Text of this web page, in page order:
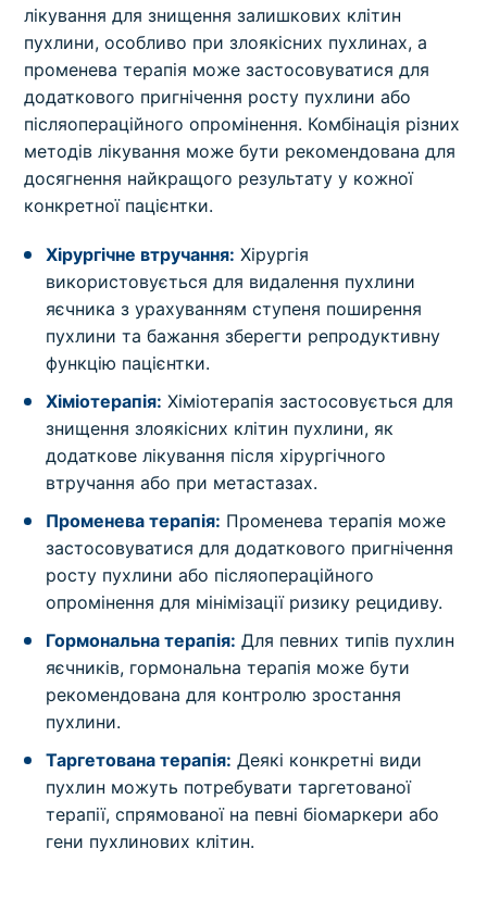
лікування для знищення залишкових клітин
пухлини, особливо при злоякісних пухлинах, а
променева терапія може застосовуватися для
додаткового пригнічення росту пухлини або
післяопераційного опромінення. Комбінація різних
методів лікування може бути рекомендована для
досягнення найкращого результату у кожної
конкретної пацієнтки.
Хірургічне втручання: Хірургія
використовується для видалення пухлини
яєчника з урахуванням ступеня поширення
пухлини та бажання зберегти репродуктивну
функцію пацієнтки.
Хіміотерапія: Хіміотерапія застосовується для
знищення злоякісних клітин пухлини, як
додаткове лікування після хірургічного
втручання або при метастазах.
Променева терапія: Променева терапія може
застосовуватися для додаткового пригнічення
росту пухлини або післяопераційного
опромінення для мінімізації ризику рецидиву.
Гормональна терапія: Для певних типів пухлин
яєчників, гормональна терапія може бути
рекомендована для контролю зростання
пухлини.
Таргетована терапія: Деякі конкретні види
пухлин можуть потребувати таргетованої
терапії, спрямованої на певні біомаркери або
гени пухлинових клітин.